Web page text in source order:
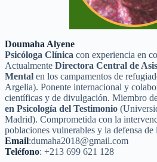
Doumaha Alyene
Psicóloga Clínica con experiencia en
Actualmente Directora Central de
Mental en los campamentos de
Argelia). Ponente internacional y
científicas y de divulgación. Miembro
en Psicología del Testimonio
Madrid). Comprometida con la
poblaciones vulnerables y la defensa de
Email:dumaha2018@gmail.com
Teléfono: +213 699 621 128